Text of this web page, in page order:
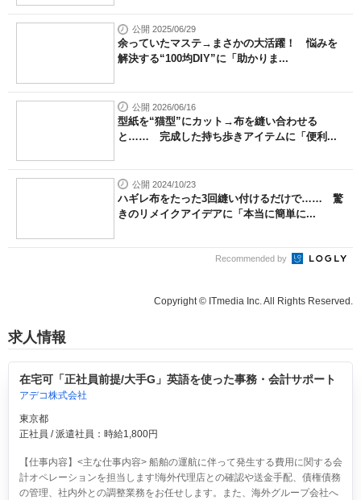
公開 2025/06/29
余っていたマステ→まさかの大活躍！ 悩みを
解決する“100均DIY”に「助かりま...
公開 2026/06/16
型紙を“猫型”にカット→布を縫い合わせる
と…… 完成した持ち歩きアイテムに「便利...
公開 2024/10/23
ハギレ布をたった3回縫い付けるだけで…… 驚
きのリメイクアイデアに「本当に簡単に...
Recommended by
Copyright © ITmedia Inc. All Rights Reserved.
求人情報
在宅可「正社員前提/大手G」英語を使った事務・会計サポート
アデコ株式会社
東京都
正社員 / 派遣社員：時給1,800円
【仕事内容】<主な仕事内容> 船舶の運航に伴って発生する費用に関する会
計オペレーションを担当します!海外代理店との確認や送金手配、債権債務
の管理、社内外との調整業務をお任せします。また、海外グループ会社へ